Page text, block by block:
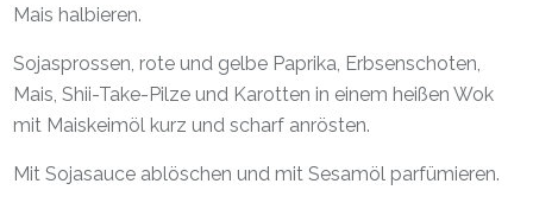
Mais halbieren.
Sojasprossen, rote und gelbe Paprika, Erbsenschoten,
Mais, Shii-Take-Pilze und Karotten in einem heißen Wok
mit Maiskeimöl kurz und scharf anrösten.
Mit Sojasauce ablöschen und mit Sesamöl parfümieren.